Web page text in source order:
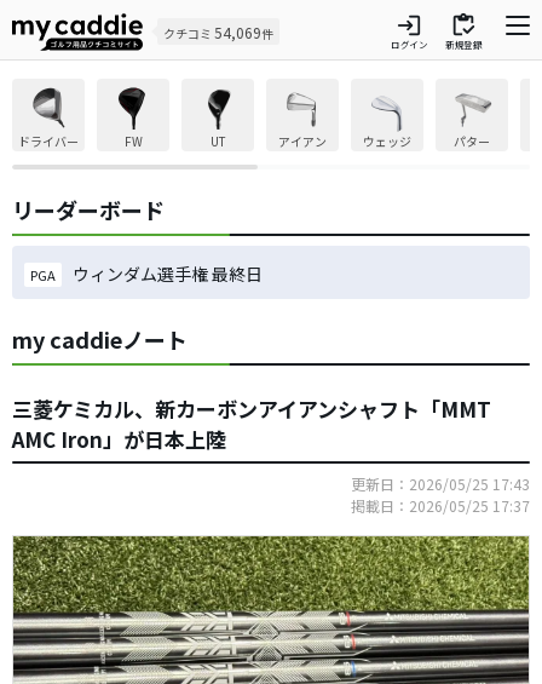
クチコミ 54,069件 login
ログイン
inventory
新規登録
ドライバー FW UT アイアン ウェッジ パター
リーダーボード
PGA ウィンダム選手権 最終日
my caddieノート
三菱ケミカル、新カーボンアイアンシャフト「MMT
AMC Iron」が日本上陸
更新日：2026/05/25 17:43
掲載日：2026/05/25 17:37